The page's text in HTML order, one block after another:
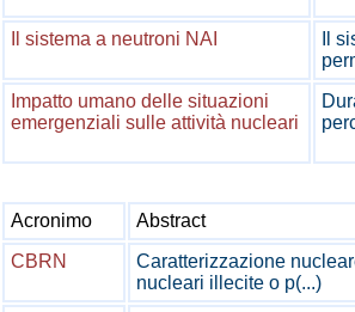
Il sistema a neutroni NAI
Il
Impatto umano delle situazioni
emergenziali sulle attività nucleari
Acronimo Abstract
CBRN
Caratterizzazione
nucleari illecite o p(...)